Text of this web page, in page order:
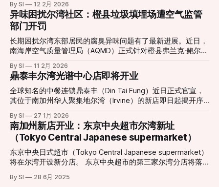
景观视角和绚丽灯光吸引无数游客与居民，是当地社交活动与
城市夜景的重要组成部分。然而，在经历了多年运营之后，原
有设施已于2026年1月11日停止运营，并进入大规模更新改造
阶段。 根据项目官方消息，新一代巨型摩天轮正在紧张施工
中，并预定于今年夏季正式对外开放。届时，新摩天轮将在现
有基础上增加约23英尺（约7米）高度，整体设计更为现代
化，同时在灯光效果、乘坐舒适度和整体视野方面做出显著提
升。整合了更先进的可编程LED照明系统，新摩天轮能够演绎
更加丰富多变的灯光秀效果，为夜间游览提供更震撼体验。
项目负责人表示，这一重新设计的娱乐地标不仅是一次设施升
级，更是对整个中心景观与游客体验的重新构想。“新的摩天
轮将成为一个能激发更多记忆与故事的新起点，无论是家庭游
客、情侣约会还是节日庆典，都将成为他们新的集体回忆背
景。”该负责人指出。 随着更新工程的推进，这一城市地标即
将以全新姿态“回归天空”
By SI 12 2月 2026
异味困扰尔湾社区：橙县垃圾填埋场遭空气监管
部门开罚
长期困扰尔湾东部居民的腐臭异味问题有了最新进展。近日，
南海岸空气质量管理局（AQMD）正式针对橙县弗兰克·鲍尔曼
罚。这一举动回应了当地社区日益高涨的投诉声浪，也让城市
扩张与工业设施留存之间的矛盾再次成为焦点。 “无法打开的
窗户”：居民忍受度达极限 对于家住Portola Springs社区的居
民Monica Fonta来说，新鲜空气已经成为一种奢侈。她在受访
容，这种气味如同腐烂的垃圾在密闭空间内发酵，且在清晨、
深夜以及圣安娜风盛行时尤为刺鼻。 受影响的范围不仅限于
居住区。据悉，在距离填埋场数英里外的伍德伯里购物中心
（Woodbury Town Center）周边，也能时常闻到类似的酸腐
味。 历史遗留与城市化扩张的碰撞 鲍尔曼垃圾填埋场由橙县
政府所有并运营，自1990年起投入使用。填埋场负责人汤姆·
卡特里利斯（Tom Koutroulis）指出，该场址在30多年前建立
By SI 11 2月 2026
鼎泰丰尔湾光谱中心店即将开业
全球知名的中餐连锁鼎泰丰（Din Tai Fung）近日正式官宣，
其位于南加州华人聚集地尔湾（Irvine）的新店即日起揭开序
中心（Irvine Spectrum Center）迎来了又一重磅餐饮地标。
根据官方公布的信息，尔湾店将采取分阶段开业模式，为顾客
提供精致的用餐体验： * 试营业阶段 (Soft Opening)： 2月6
日至3月1日。此期间将采取预约制，目前已开放预订，旨在为
顾客提供更私密且高水准的先行体验。预约地址：
Opening)： 3月2日正式全面迎客。 现代化设计与经典美味的
By SI 27 1月 2026
南加州新店开业：东京中央超市尔湾新址
（Tokyo Central Japanese supermarket）
东京中央日式超市（Tokyo Central Japanese supermarket）
将在尔湾开设新分店。 东京中央超市的第三家尔湾分店将落
的日式商品，包括新鲜海产、熟食、美妆产品和厨具等。新店
By SI 28 6月 2025